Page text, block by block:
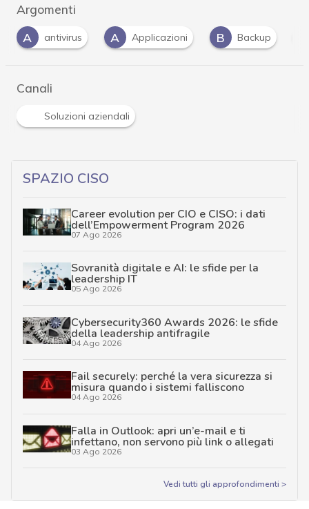
Argomenti
A
Applicazioni B Backup CISO
Canali
Soluzioni aziendali
SPAZIO CISO
Career evolution per CIO e CISO: i dati
dell’Empowerment Program 2026
07 Ago 2026
Sovranità digitale e AI: le sfide per la
leadership IT
05 Ago 2026
Cybersecurity360 Awards 2026: le sfide
della leadership antifragile
04 Ago 2026
Fail securely: perché la vera sicurezza si
misura quando i sistemi falliscono
04 Ago 2026
Falla in Outlook: apri un’e-mail e ti
infettano, non servono più link o allegati
03 Ago 2026
Vedi tutti gli approfondimenti >